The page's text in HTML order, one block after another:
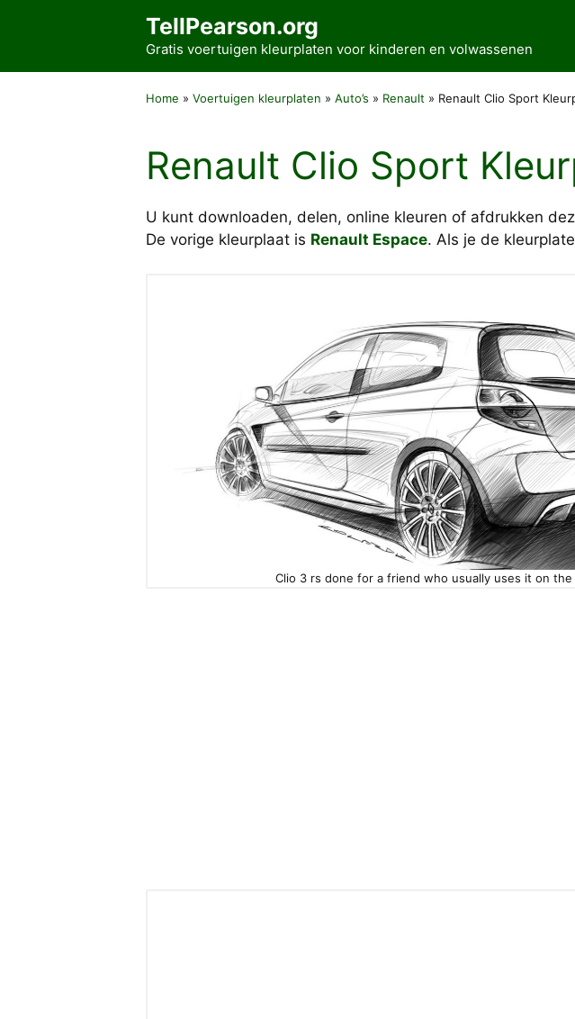
inhoud
TellPearson.org
Gratis voertuigen kleurplaten voor kinderen en volwassenen
Home » Voertuigen kleurplaten » Auto’s » Renault » Renault Clio Sport
Renault Clio Sport
U kunt downloaden, delen, online kleuren of afdrukken
De vorige kleurplaat is Renault Espace. Als je de
Clio 3 rs done for a friend who usually uses it on the